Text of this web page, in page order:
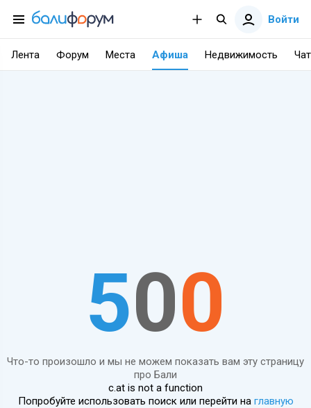
Войти
Лента Форум Места Афиша Недвижимость Чат
500
Что-то произошло и мы не можем показать вам эту страницу
про Бали
c.at is not a function
Попробуйте использовать поиск или перейти на главную